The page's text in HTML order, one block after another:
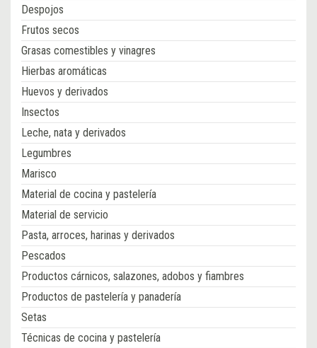
Despojos
Frutos secos
Grasas comestibles y vinagres
Hierbas aromáticas
Huevos y derivados
Insectos
Leche, nata y derivados
Legumbres
Marisco
Material de cocina y pastelería
Material de servicio
Pasta, arroces, harinas y derivados
Pescados
Productos cárnicos, salazones, adobos y fiambres
Productos de pastelería y panadería
Setas
Técnicas de cocina y pastelería